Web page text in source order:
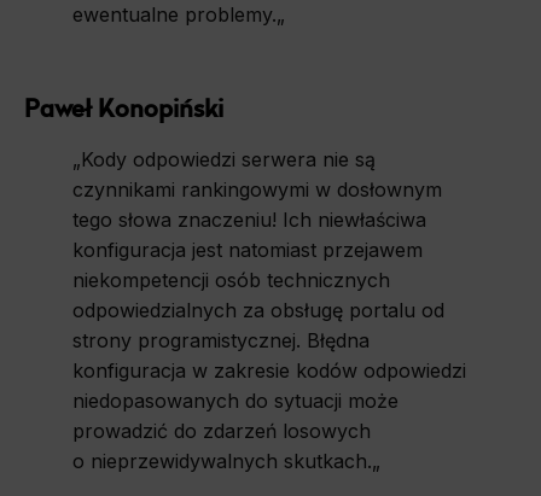
ewentualne problemy.„
Paweł Konopiński
„Kody odpowiedzi serwera nie są
czynnikami rankingowymi w dosłownym
tego słowa znaczeniu! Ich niewłaściwa
konfiguracja jest natomiast przejawem
niekompetencji osób technicznych
odpowiedzialnych za obsługę portalu od
strony programistycznej. Błędna
konfiguracja w zakresie kodów odpowiedzi
niedopasowanych do sytuacji może
prowadzić do zdarzeń losowych
o nieprzewidywalnych skutkach.„